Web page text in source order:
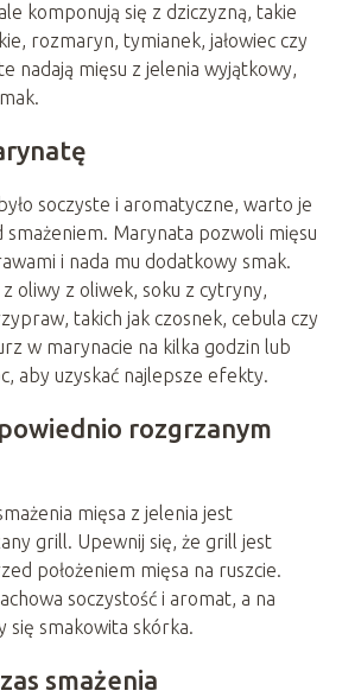
komponują się z dziczyzną, takie
rozmaryn, tymianek, jałowiec czy
nadają mięsu z jelenia wyjątkowy,
soczyste i aromatyczne, warto je
Marynata pozwoli mięsu
i nada mu dodatkowy smak.
oliwy z oliwek, soku z cytryny,
takich jak czosnek, cebula czy
w marynacie na kilka godzin lub
aby uzyskać najlepsze efekty.
rozgrzanym
mięsa z jelenia jest
grill. Upewnij się, że grill jest
położeniem mięsa na ruszcie.
soczystość i aromat, a na
się smakowita skórka.
smażenia